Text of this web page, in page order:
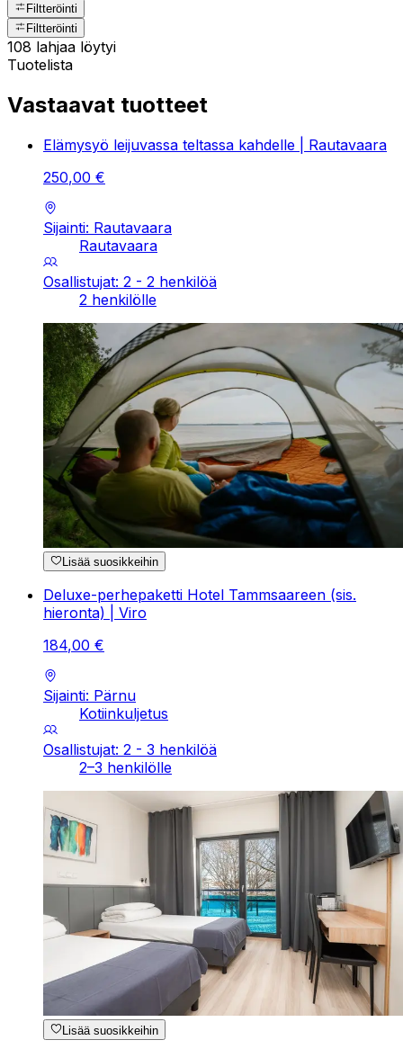
Filtteröinti
Filtteröinti
108 lahjaa löytyi
Tuotelista
Vastaavat tuotteet
Elämysyö leijuvassa teltassa kahdelle | Rautavaara
250,00 €
Sijainti: Rautavaara
Rautavaara
Osallistujat: 2 - 2 henkilöä
2 henkilölle
Lisää suosikkeihin
Deluxe-perhepaketti Hotel Tammsaareen (sis.
hieronta) | Viro
184,00 €
Sijainti: Pärnu
Kotiinkuljetus
Osallistujat: 2 - 3 henkilöä
2–3 henkilölle
Lisää suosikkeihin